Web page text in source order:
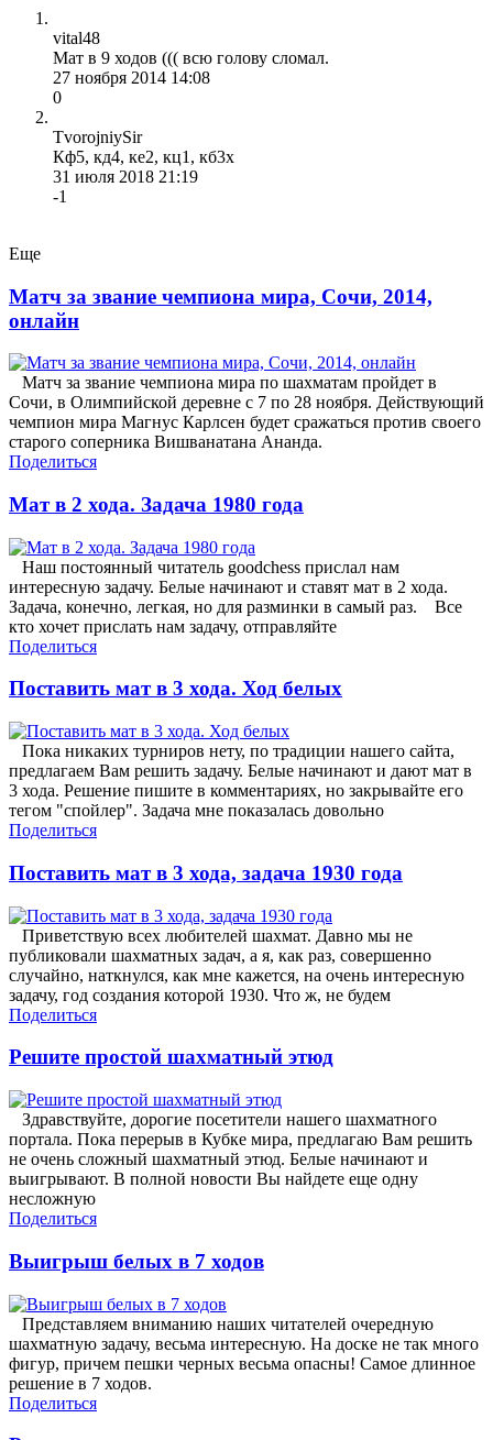
vital48
Мат в 9 ходов ((( всю голову сломал.
27 ноября 2014 14:08
0
TvorojniySir
Кф5, кд4, ке2, кц1, кб3х
31 июля 2018 21:19
-1
Еще
Матч за звание чемпиона мира, Сочи, 2014,
онлайн
Матч за звание чемпиона мира по шахматам пройдет в
Сочи, в Олимпийской деревне с 7 по 28 ноября. Действующий
чемпион мира Магнус Карлсен будет сражаться против своего
старого соперника Вишванатана Ананда.
Поделиться
Мат в 2 хода. Задача 1980 года
Наш постоянный читатель goodchess прислал нам
интересную задачу. Белые начинают и ставят мат в 2 хода.
Задача, конечно, легкая, но для разминки в самый раз. Все
кто хочет прислать нам задачу, отправляйте
Поделиться
Поставить мат в 3 хода. Ход белых
Пока никаких турниров нету, по традиции нашего сайта,
предлагаем Вам решить задачу. Белые начинают и дают мат в
3 хода. Решение пишите в комментариях, но закрывайте его
тегом "спойлер". Задача мне показалась довольно
Поделиться
Поставить мат в 3 хода, задача 1930 года
Приветствую всех любителей шахмат. Давно мы не
публиковали шахматных задач, а я, как раз, совершенно
случайно, наткнулся, как мне кажется, на очень интересную
задачу, год создания которой 1930. Что ж, не будем
Поделиться
Решите простой шахматный этюд
Здравствуйте, дорогие посетители нашего шахматного
портала. Пока перерыв в Кубке мира, предлагаю Вам решить
не очень сложный шахматный этюд. Белые начинают и
выигрывают. В полной новости Вы найдете еще одну
несложную
Поделиться
Выигрыш белых в 7 ходов
Представляем вниманию наших читателей очередную
шахматную задачу, весьма интересную. На доске не так много
фигур, причем пешки черных весьма опасны! Самое длинное
решение в 7 ходов.
Поделиться